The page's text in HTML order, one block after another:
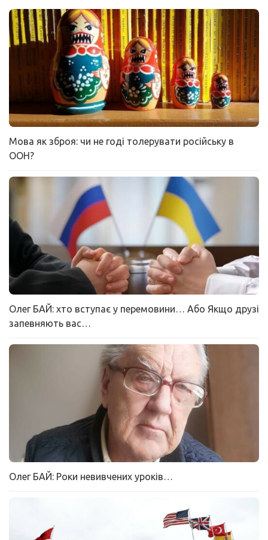
Мова як зброя: чи не годі толерувати російську в
ООН?
Олег БАЙ: хто вступає у перемовини… Або Якщо друзі
запевняють вас…
Олег БАЙ: Роки невивчених уроків…